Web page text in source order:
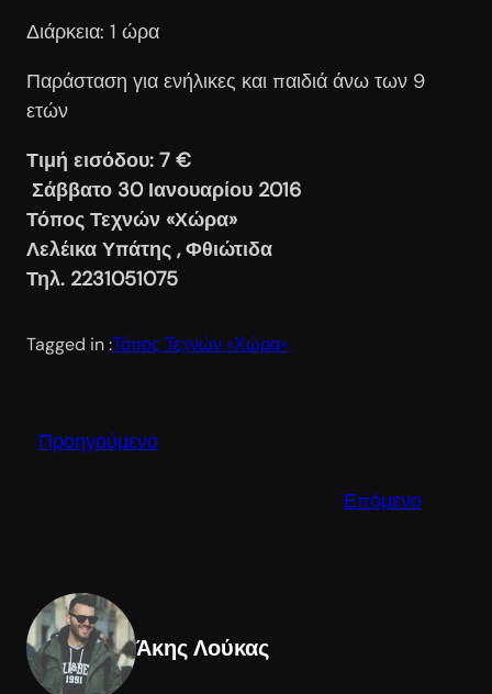
Διάρκεια: 1 ώρα
Παράσταση για ενήλικες και παιδιά άνω των 9
ετών
Τιμή εισόδου: 7 €
Σάββατο 30 Ιανουαρίου 2016
Τόπος Τεχνών «Χώρα»
Λελέικα Υπάτης , Φθιώτιδα
Τηλ. 2231051075
Tagged in :Τόπος Τεχνών «Χώρα»
Προηγούμενο
Επόμενο
Άκης Λούκας